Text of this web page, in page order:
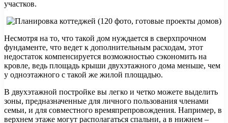
участков.
Несмотря на то, что такой дом нуждается в сверхпрочном
фундаменте, что ведет к дополнительным расходам, этот
недостаток компенсируется возможностью сэкономить на
кровле, ведь площадь крыши двухэтажного дома меньше, чем
у одноэтажного с такой же жилой площадью.
В двухэтажной постройке вы легко и четко можете выделить
зоны, предназначенные для личного пользования членами
семьи, и для совместного времяпрепровождения. Например, в
верхнем этаже могут располагаться спальни, а в нижнем –